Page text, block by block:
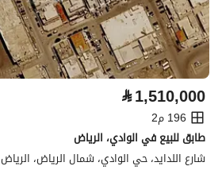
⃁1,510,000
196 م2
طابق للبيع في الوادي، الرياض
شارع اللدايد، حي الوادي، شمال الرياض، الرياض